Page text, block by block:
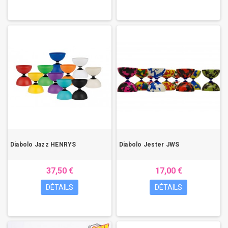
Diabolo Jazz HENRYS
37,50 €
DÉTAILS
Diabolo Jester JWS
17,00 €
DÉTAILS